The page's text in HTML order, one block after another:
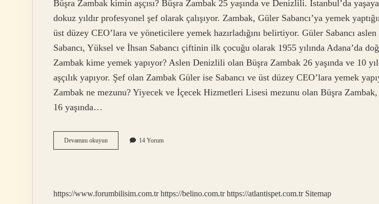
Büşra Zambak kimin aşçısı? Büşra Zambak 25 yaşında ve Denizlili. İstanbul’da
dokuz yıldır profesyonel şef olarak çalışıyor. Zambak, Güler Sabancı’ya yemek
üst düzey CEO’lara ve yöneticilere yemek hazırladığını belirtiyor. Güler Sabancı
Sabancı, Yüksel ve İhsan Sabancı çiftinin ilk çocuğu olarak 1955 yılında Adana’da
Zambak kime yemek yapıyor? Aslen Denizlili olan Büşra Zambak 26 yaşında ve 10
aşçılık yapıyor. Şef olan Zambak Güler ise Sabancı ve üst düzey CEO’lara yemek
Zambak ne mezunu? Yiyecek ve İçecek Hizmetleri Lisesi mezunu olan Büşra Zambak,
16 yaşında…
Devamını okuyunGüler
Sabancı
14 Yorum
https://www.forumbilisim.com.tr https://belino.com.tr https://atlantispet.com.tr Sitemap